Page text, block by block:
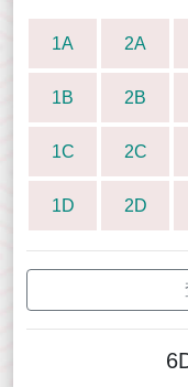
1A 2A
1B 2B
1C 2C
1D 2D